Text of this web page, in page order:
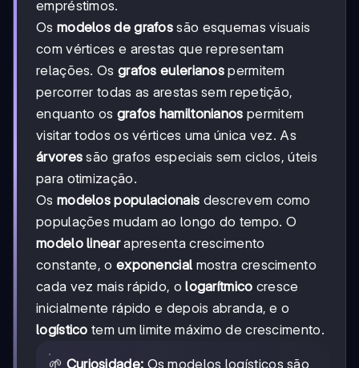
empréstimos.
Os modelos de grafos são esquemas visuais
com vértices e arestas que representam
relações. Os grafos eulerianos permitem
percorrer todas as arestas sem repetição,
enquanto os grafos hamiltonianos permitem
visitar todos os vértices uma única vez. As
árvores são grafos especiais sem ciclos, úteis
para otimização.
Os modelos populacionais descrevem como
populações mudam ao longo do tempo. O
modelo linearapresenta crescimento
constante, o exponencial mostra crescimento
cada vez mais rápido, ologarítmico cresce
inicialmente rápido e depois abranda, e o
logístico tem um limite máximo de crescimento.
🌱 Curiosidade: Os modelos logísticos são